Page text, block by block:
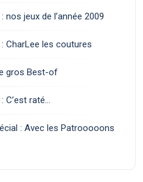
nos jeux de l’année 2009
CharLee les coutures
gros Best-of
C’est raté…
: Avec les Patrooooons